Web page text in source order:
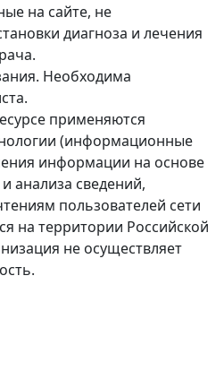
на сайте, не
диагноза и лечения
Необходима
применяются
(информационные
информации на основе
анализа сведений,
пользователей сети
на территории Российской
не осуществляет